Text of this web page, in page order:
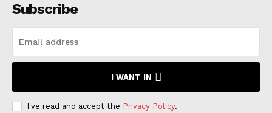
Subscribe
I WANT IN
I've read and accept the Privacy Policy.